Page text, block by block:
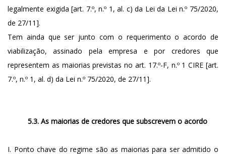
legalmente exigida [art. 7.º, n.º 1, al. c) da Lei da Lei n.º 75/2020,
de 27/11].
Tem ainda que ser junto com o requerimento o acordo de
viabilização, assinado pela empresa e por credores que
representem as maiorias previstas no art. 17.º-F, n.º 1 CIRE [art.
7.º, n.º 1, al. d) da Lei n.º 75/2020, de 27/11].
5.3. As maiorias de credores que subscrevem o acordo
I. Ponto chave do regime são as maiorias para ser admitido o